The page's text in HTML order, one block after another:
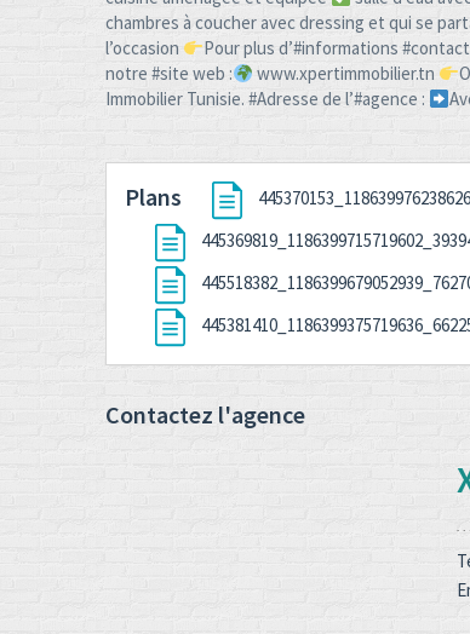
chambres à coucher avec dressing et qui se
l’occasion
Pour plus d’#informations
notre #site web :
www.xpertimmobilier.tn
Immobilier Tunisie. #Adresse de l’#agence :
Plans
Contactez l'agence